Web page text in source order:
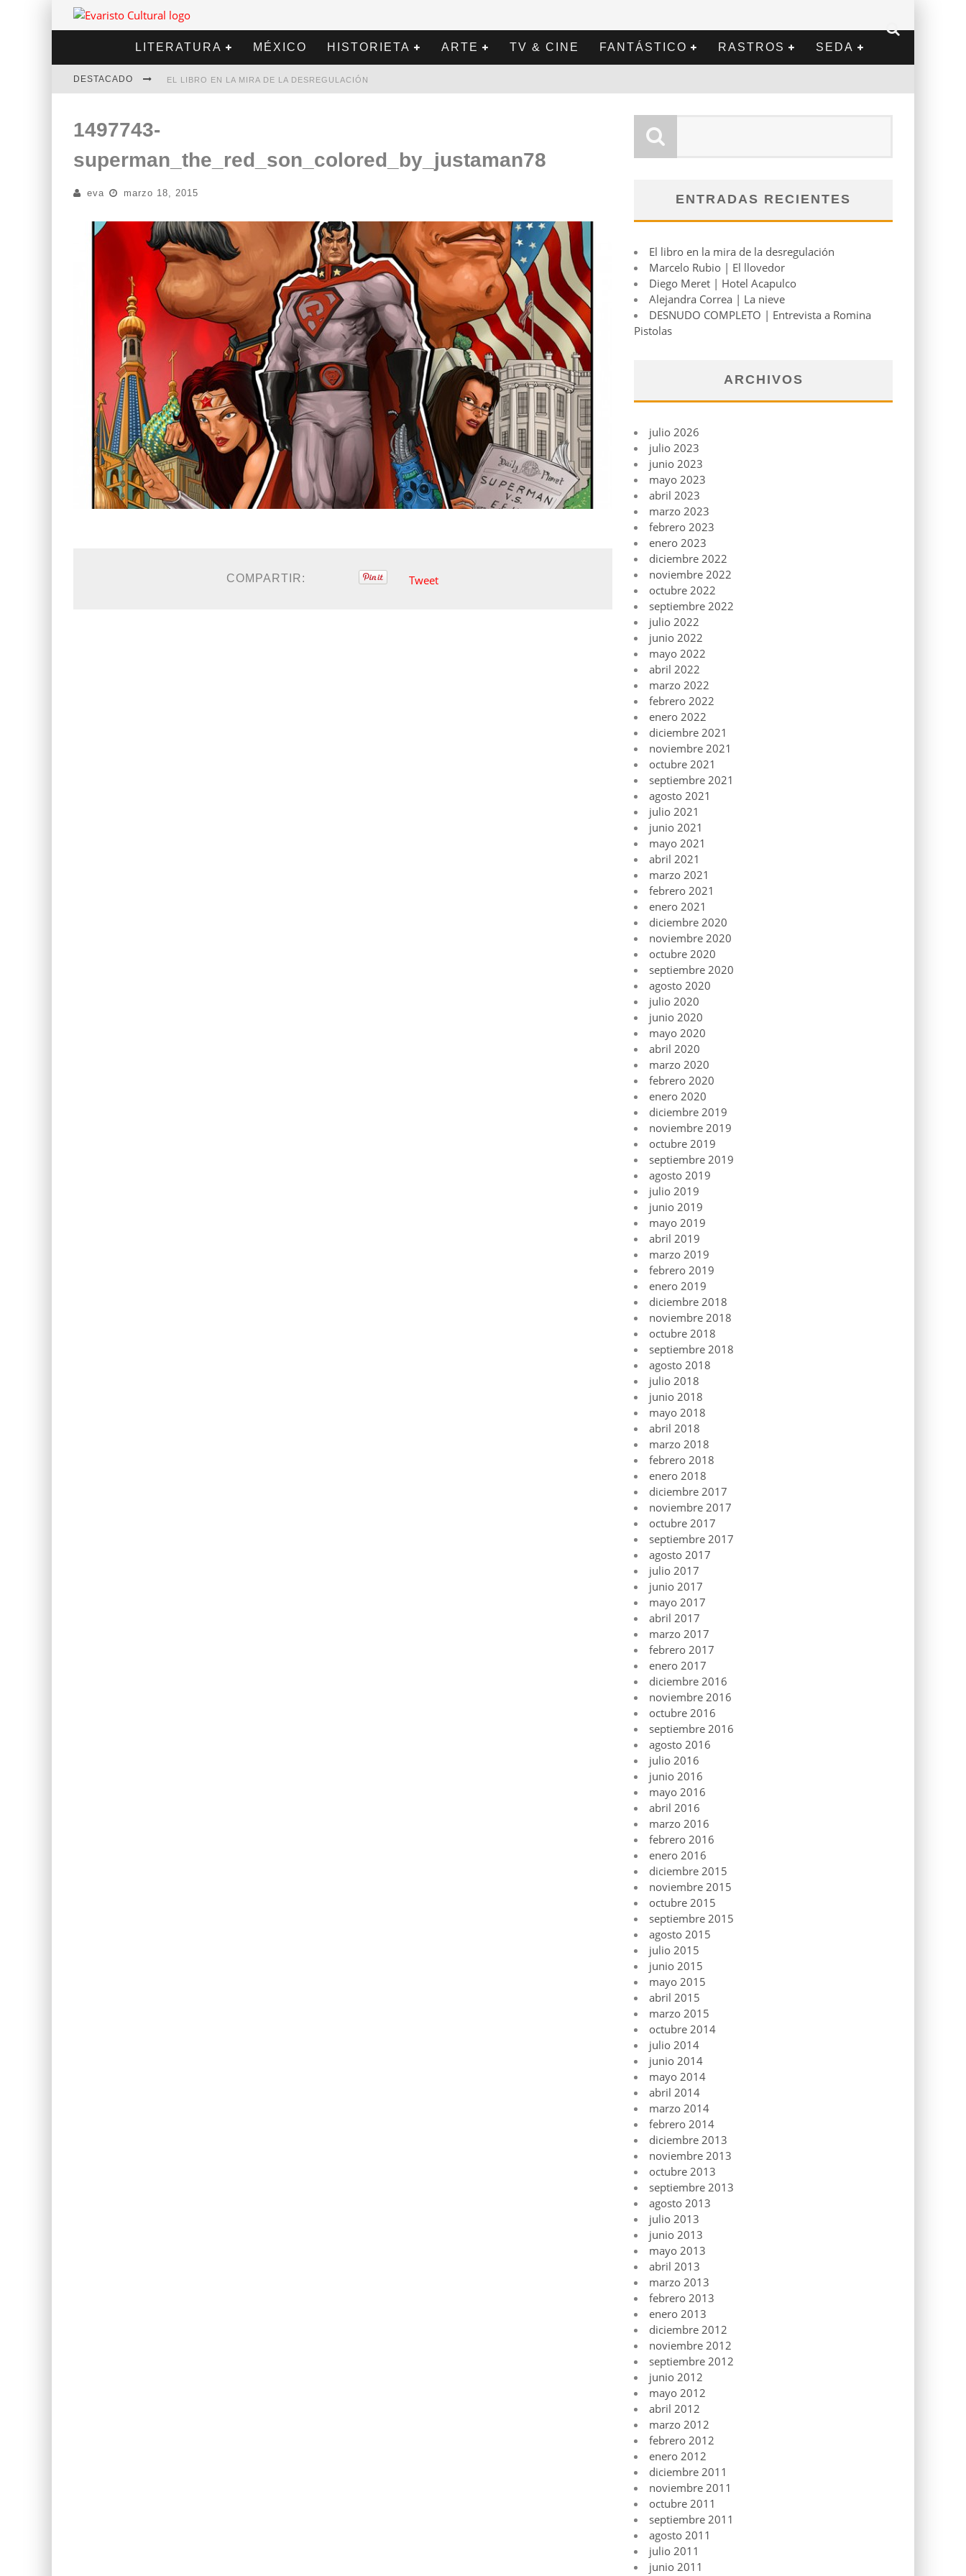
LITERATURA MÉXICO HISTORIETA ARTE TV & CINE FANTÁSTICO RASTROS SEDA
DESTACADO EL LIBRO EN LA MIRA DE LA DESREGULACIÓN
ALEJANDRA CORREA | LA NIEVE
1497743-
superman_the_red_son_colored_by_justaman78
eva marzo 18, 2015
COMPARTIR: Tweet
ENTRADAS RECIENTES
El libro en la mira de la desregulación
Marcelo Rubio | El llovedor
Diego Meret | Hotel Acapulco
Alejandra Correa | La nieve
DESNUDO COMPLETO | Entrevista a Romina
Pistolas
ARCHIVOS
julio 2026
julio 2023
junio 2023
mayo 2023
abril 2023
marzo 2023
febrero 2023
enero 2023
diciembre 2022
noviembre 2022
octubre 2022
septiembre 2022
julio 2022
junio 2022
mayo 2022
abril 2022
marzo 2022
febrero 2022
enero 2022
diciembre 2021
noviembre 2021
octubre 2021
septiembre 2021
agosto 2021
julio 2021
junio 2021
mayo 2021
abril 2021
marzo 2021
febrero 2021
enero 2021
diciembre 2020
noviembre 2020
octubre 2020
septiembre 2020
agosto 2020
julio 2020
junio 2020
mayo 2020
abril 2020
marzo 2020
febrero 2020
enero 2020
diciembre 2019
noviembre 2019
octubre 2019
septiembre 2019
agosto 2019
julio 2019
junio 2019
mayo 2019
abril 2019
marzo 2019
febrero 2019
enero 2019
diciembre 2018
noviembre 2018
octubre 2018
septiembre 2018
agosto 2018
julio 2018
junio 2018
mayo 2018
abril 2018
marzo 2018
febrero 2018
enero 2018
diciembre 2017
noviembre 2017
octubre 2017
septiembre 2017
agosto 2017
julio 2017
junio 2017
mayo 2017
abril 2017
marzo 2017
febrero 2017
enero 2017
diciembre 2016
noviembre 2016
octubre 2016
septiembre 2016
agosto 2016
julio 2016
junio 2016
mayo 2016
abril 2016
marzo 2016
febrero 2016
enero 2016
diciembre 2015
noviembre 2015
octubre 2015
septiembre 2015
agosto 2015
julio 2015
junio 2015
mayo 2015
abril 2015
marzo 2015
octubre 2014
julio 2014
junio 2014
mayo 2014
abril 2014
marzo 2014
febrero 2014
diciembre 2013
noviembre 2013
octubre 2013
septiembre 2013
agosto 2013
julio 2013
junio 2013
mayo 2013
abril 2013
marzo 2013
febrero 2013
enero 2013
diciembre 2012
noviembre 2012
septiembre 2012
junio 2012
mayo 2012
abril 2012
marzo 2012
febrero 2012
enero 2012
diciembre 2011
noviembre 2011
octubre 2011
septiembre 2011
agosto 2011
julio 2011
junio 2011